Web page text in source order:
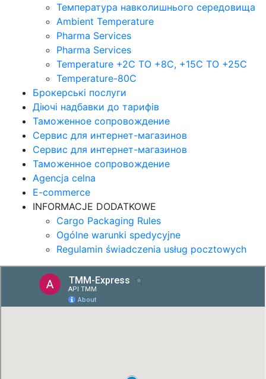
Температура навколишнього середовища
Ambient Temperature
Pharma Services
Pharma Services
Temperature +2C TO +8С, +15C TO +25С
Temperature-80С
Брокерські послуги
Діючі надбавки до тарифів
Таможенное сопровождение
Сервис для интернет-магазинов
Сервис для интернет-магазинов
Таможенное сопровождение
Agencja celna
E-commerce
INFORMACJE DODATKOWE
Cargo Packaging Rules
Ogólne warunki spedycyjne
Regulamin świadczenia usług pocztowych